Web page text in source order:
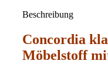
Beschreibung
Concordia
Möbelstoff